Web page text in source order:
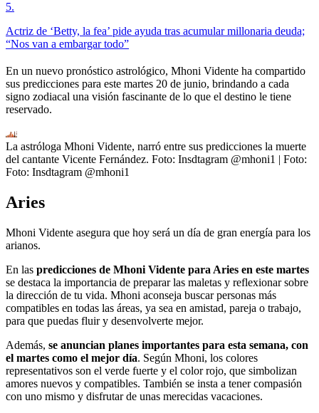
5.
Actriz de ‘Betty, la fea’ pide ayuda tras acumular millonaria deuda;
“Nos van a embargar todo”
En un nuevo pronóstico astrológico, Mhoni Vidente ha compartido
sus predicciones para este martes 20 de junio, brindando a cada
signo zodiacal una visión fascinante de lo que el destino le tiene
reservado.
La astróloga Mhoni Vidente, narró entre sus predicciones la muerte
del cantante Vicente Fernández. Foto: Insdtagram @mhoni1 | Foto:
Foto: Insdtagram @mhoni1
Aries
Mhoni Vidente asegura que hoy será un día de gran energía para los
arianos.
En las predicciones de Mhoni Vidente para Aries en este martes
se destaca la importancia de preparar las maletas y reflexionar sobre
la dirección de tu vida. Mhoni aconseja buscar personas más
compatibles en todas las áreas, ya sea en amistad, pareja o trabajo,
para que puedas fluir y desenvolverte mejor.
Además, se anuncian planes importantes para esta semana, con
el martes como el mejor día. Según Mhoni, los colores
representativos son el verde fuerte y el color rojo, que simbolizan
amores nuevos y compatibles. También se insta a tener compasión
con uno mismo y disfrutar de unas merecidas vacaciones.